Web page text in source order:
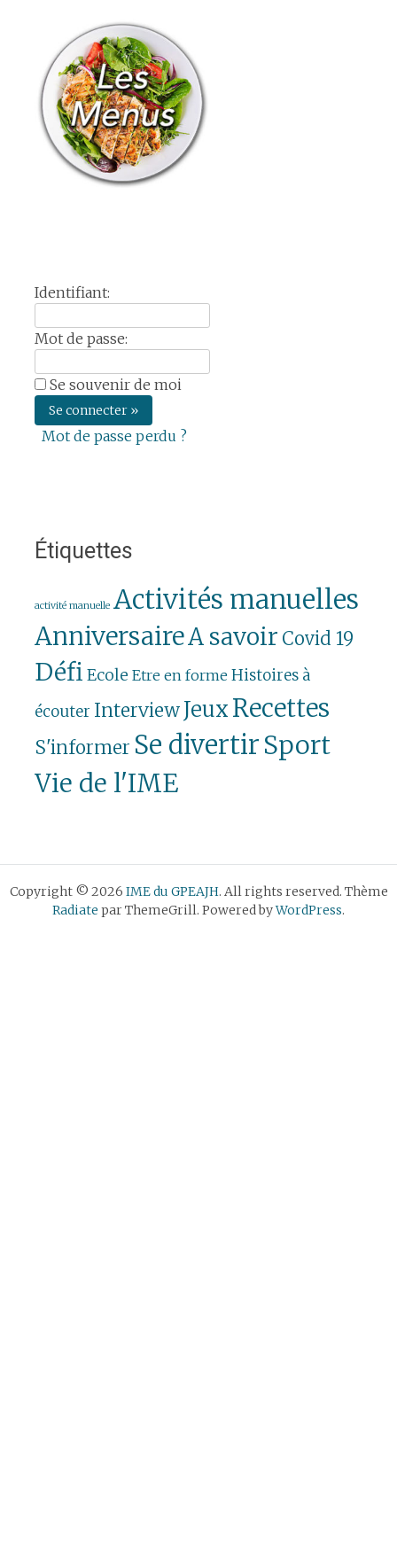
Identifiant:
Mot de passe:
Se souvenir de moi
Mot de passe perdu ?
Étiquettes
activité manuelle Activités manuelles
AnniversaireA savoir Covid 19
Défi Ecole Etre en forme Histoires à
écouter InterviewJeuxRecettes
S'informer Se divertirSport
Vie de l'IME
Copyright © 2026 IME du GPEAJH. All rights reserved. Thème
Radiate par ThemeGrill. Powered byWordPress.